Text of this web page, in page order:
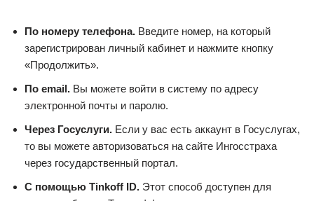
По номеру телефона. Введите номер, на который
зарегистрирован личный кабинет и нажмите кнопку
«Продолжить».
По email. Вы можете войти в систему по адресу
электронной почты и паролю.
Через Госуслуги. Если у вас есть аккаунт в Госуслугах,
то вы можете авторизоваться на сайте Ингосстраха
через государственный портал.
С помощью Tinkoff ID. Этот способ доступен для